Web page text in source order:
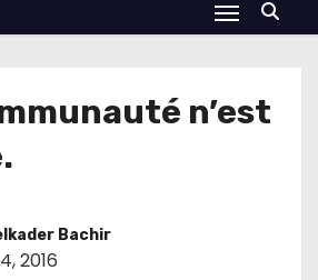
n’est
Bachir
2016